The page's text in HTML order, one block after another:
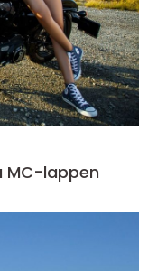
MC-lappen